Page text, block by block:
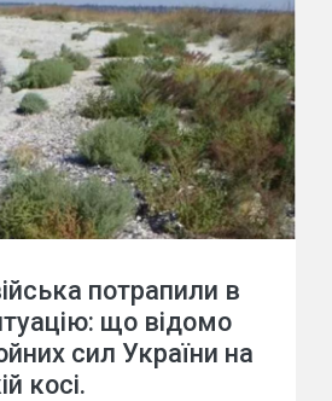
потрапили в
що відомо
сил України на
косі.